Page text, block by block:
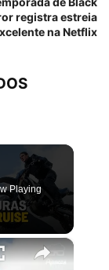
registra estreia
na Netflix
Playing
×